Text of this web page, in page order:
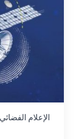
الإعلام